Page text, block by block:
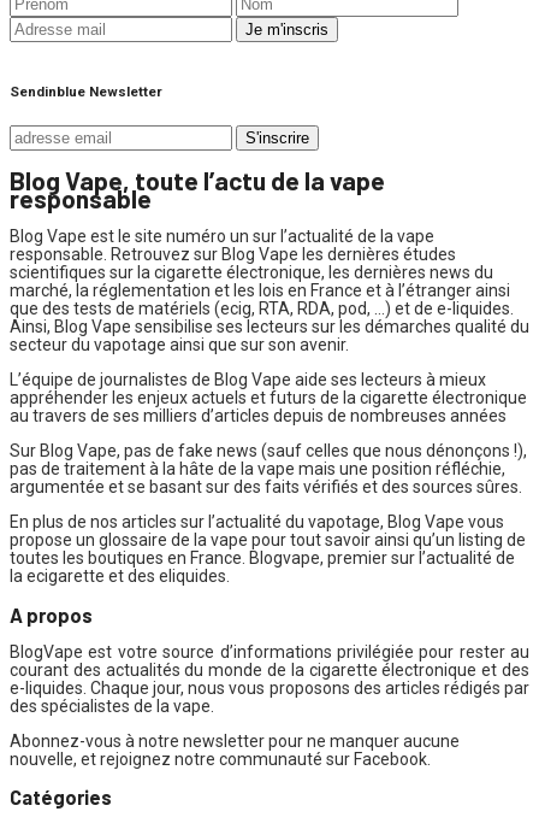
Sendinblue Newsletter
Blog Vape, toute l’actu de la vape
responsable
Blog Vape est le site numéro un sur l’actualité de la vape
responsable. Retrouvez sur Blog Vape les dernières études
scientifiques sur la cigarette électronique, les dernières news du
marché, la réglementation et les lois en France et à l’étranger ainsi
que des tests de matériels (ecig, RTA, RDA, pod, …) et de e-liquides.
Ainsi, Blog Vape sensibilise ses lecteurs sur les démarches qualité du
secteur du vapotage ainsi que sur son avenir.
L’équipe de journalistes de Blog Vape aide ses lecteurs à mieux
appréhender les enjeux actuels et futurs de la cigarette électronique
au travers de ses milliers d’articles depuis de nombreuses années
Sur Blog Vape, pas de fake news (sauf celles que nous dénonçons !),
pas de traitement à la hâte de la vape mais une position réfléchie,
argumentée et se basant sur des faits vérifiés et des sources sûres.
En plus de nos articles sur l’actualité du vapotage, Blog Vape vous
propose un glossaire de la vape pour tout savoir ainsi qu’un listing de
toutes les boutiques en France. Blogvape, premier sur l’actualité de
la ecigarette et des eliquides.
A propos
BlogVape est votre source d’informations privilégiée pour rester au
courant des actualités du monde de la cigarette électronique et des
e-liquides. Chaque jour, nous vous proposons des articles rédigés par
des spécialistes de la vape.
Abonnez-vous à notre newsletter pour ne manquer aucune
nouvelle, et rejoignez notre communauté sur Facebook.
Catégories